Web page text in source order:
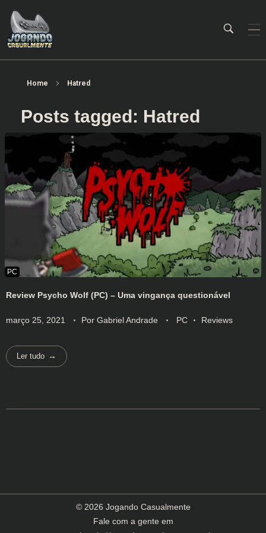
Home Hatred
Posts tagged: Hatred
Review Psycho Wolf (PC) – Uma vingança questionável
março 25, 2021 Por Gabriel Andrade PC Reviews
Ler tudo
© 2026 Jogando Casualmente
Fale com a gente em